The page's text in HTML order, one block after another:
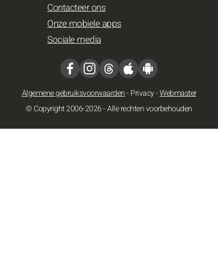
Contacteer ons
Onze mobiele apps
Sociale media
Algemene gebruiksvoorwaarden- Privacy-Webmaster
© Copyright 2006-2026 - Alle rechten voorbehouden